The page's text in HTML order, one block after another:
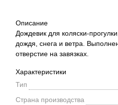
Описание
Дождевик для коляски-
дождя, снега и ветра.
отверстие на завязках.
Характеристики
Тип
Страна производства